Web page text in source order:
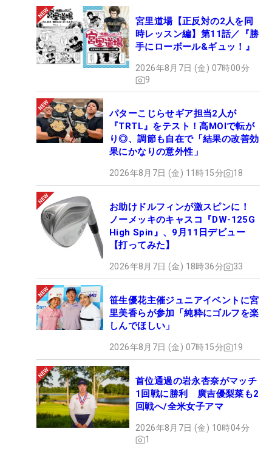
宮里道場【正反対の2人を同
時レッスン編】第11話／『勝
手にローボール&ギュッ！』
2026年8月7日 (金) 07時00分
9
パターこじらせギア担当2人が
『TRTL』をテスト！高MOIで転が
り◎、調節も自在で「結果の改善効
果にかなりの意外性」
2026年8月7日 (金) 11時15分 18
お助けドルフィンが激スピンに！
ノーメッキのキャスコ『DW-125G
High Spin』、9月11日デビュー
【打ってみた】
2026年8月7日 (金) 18時36分 33
笹生優花主催ジュニアイベントに宮
里美香らが参加「純粋にゴルフを楽
しんでほしい」
2026年8月7日 (金) 07時15分 19
首位通過の岩永杏奈がマッチ
1回戦に勝利 廣吉優梨菜も2
回戦へ/全米女子アマ
2026年8月7日 (金) 10時04分
1